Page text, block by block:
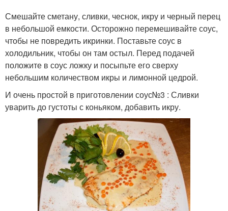
Смешайте сметану, сливки, чеснок, икру и черный перец
в небольшой емкости. Осторожно перемешивайте соус,
чтобы не повредить икринки. Поставьте соус в
холодильник, чтобы он там остыл. Перед подачей
положите в соус ложку и посыпьте его сверху
небольшим количеством икры и лимонной цедрой.
И очень простой в приготовлении соус№3 : Сливки
уварить до густоты с коньяком, добавить икру.